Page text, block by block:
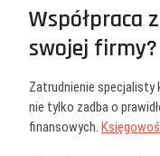
Współpraca
swojej firmy?
Zatrudnienie specjalisty
nie tylko zadba o
finansowych.